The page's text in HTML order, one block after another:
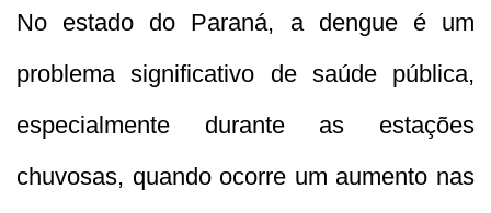
No estado do Paraná, a dengue é um
problema significativo de saúde pública,
especialmente durante as estações
chuvosas, quando ocorre um aumento nas